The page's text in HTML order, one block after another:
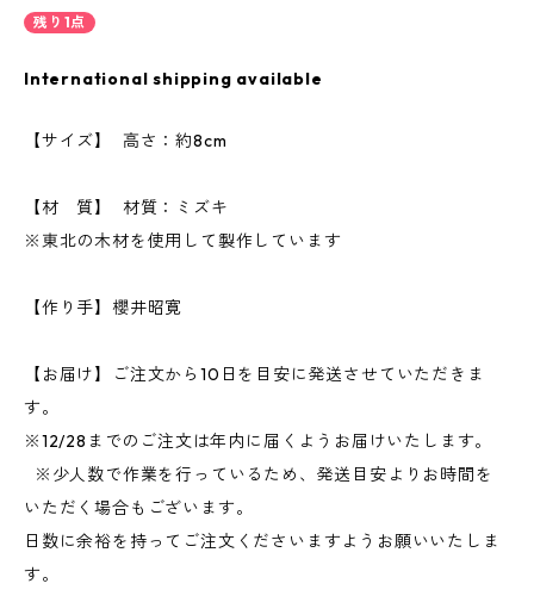
残り1点
International shipping available
【サイズ】 高さ：約8cm
【材 質】 材質：ミズキ
※東北の木材を使用して製作しています
【作り手】櫻井昭寛
【お届け】ご注文から10日を目安に発送させていただきま
す。
※12/28までのご注文は年内に届くようお届けいたします。
※少人数で作業を行っているため、発送目安よりお時間を
いただく場合もございます。
日数に余裕を持ってご注文くださいますようお願いいたしま
す。